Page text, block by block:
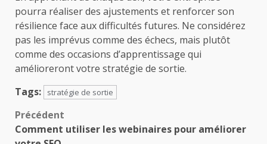
pourra réaliser des ajustements et renforcer son
résilience face aux difficultés futures. Ne considérez
pas les imprévus comme des échecs, mais plutôt
comme des occasions d’apprentissage qui
amélioreront votre stratégie de sortie.
Tags:
stratégie de sortie
Navigation
Précédent
Comment utiliser les webinaires pour améliorer